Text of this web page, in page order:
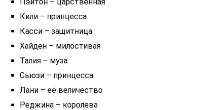
Кили – принцесса
Касси – защитница
Хайден – милостивая
Талия – муза
Сьюзи – принцесса
Лани – её величество
Реджина – королева